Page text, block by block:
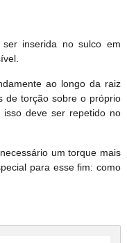
inserida no sulco em
ao longo da raiz
de torção sobre o próprio
isso deve ser repetido no
um torque mais
para esse fim: como